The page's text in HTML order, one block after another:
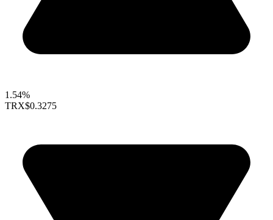
1.54%
TRX$0.3275